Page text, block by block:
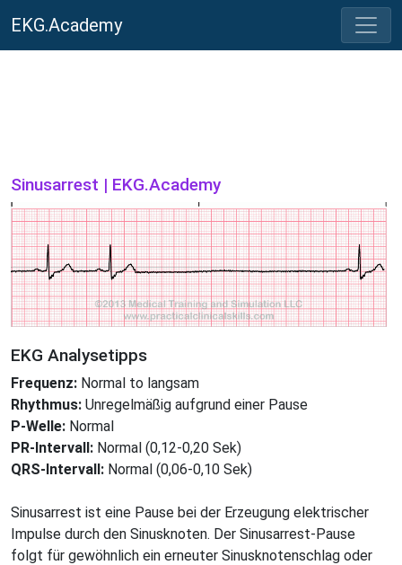
EKG.Academy
Sinusarrest | EKG.Academy
EKG Analysetipps
Frequenz: Normal to langsam
Rhythmus: Unregelmäßig aufgrund einer Pause
P-Welle: Normal
PR-Intervall: Normal (0,12-0,20 Sek)
QRS-Intervall: Normal (0,06-0,10 Sek)
Sinusarrest ist eine Pause bei der Erzeugung elektrischer
Impulse durch den Sinusknoten. Der Sinusarrest-Pause
folgt für gewöhnlich ein erneuter Sinusknotenschlag oder